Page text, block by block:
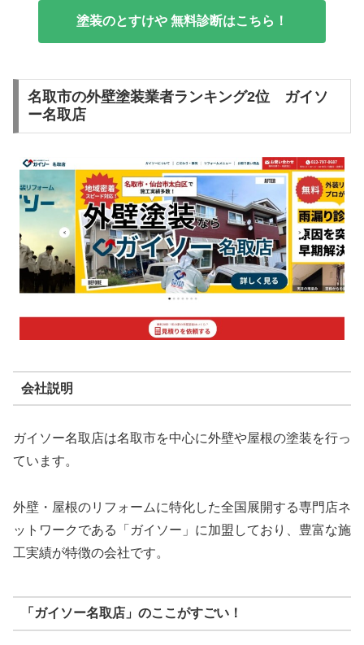
塗装のとすけや 無料診断はこちら！
名取市の外壁塗装業者ランキング2位 ガイソ
ー名取店
会社説明
ガイソー名取店は名取市を中心に外壁や屋根の塗装を行っ
ています。
外壁・屋根のリフォームに特化した全国展開する専門店ネ
ットワークである「ガイソー」に加盟しており、豊富な施
工実績が特徴の会社です。
「ガイソー名取店」のここがすごい！